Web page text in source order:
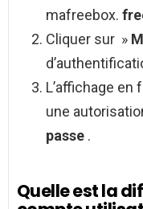
mafreebox.
Cliquer sur »
L’affichage en
une
passe .
Quelle est la